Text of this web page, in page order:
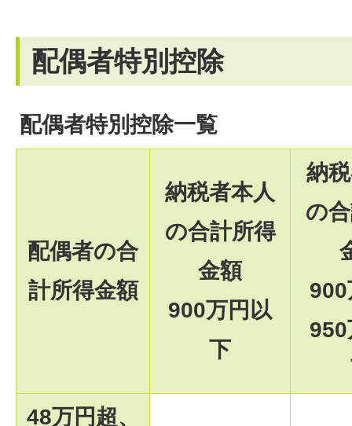
配偶者特別控除
配偶者特別控除一覧
配偶者の合
計所得金額
納税者本人
の合計所得
金額
900万円以
下
納
の
900
950
48万円超、